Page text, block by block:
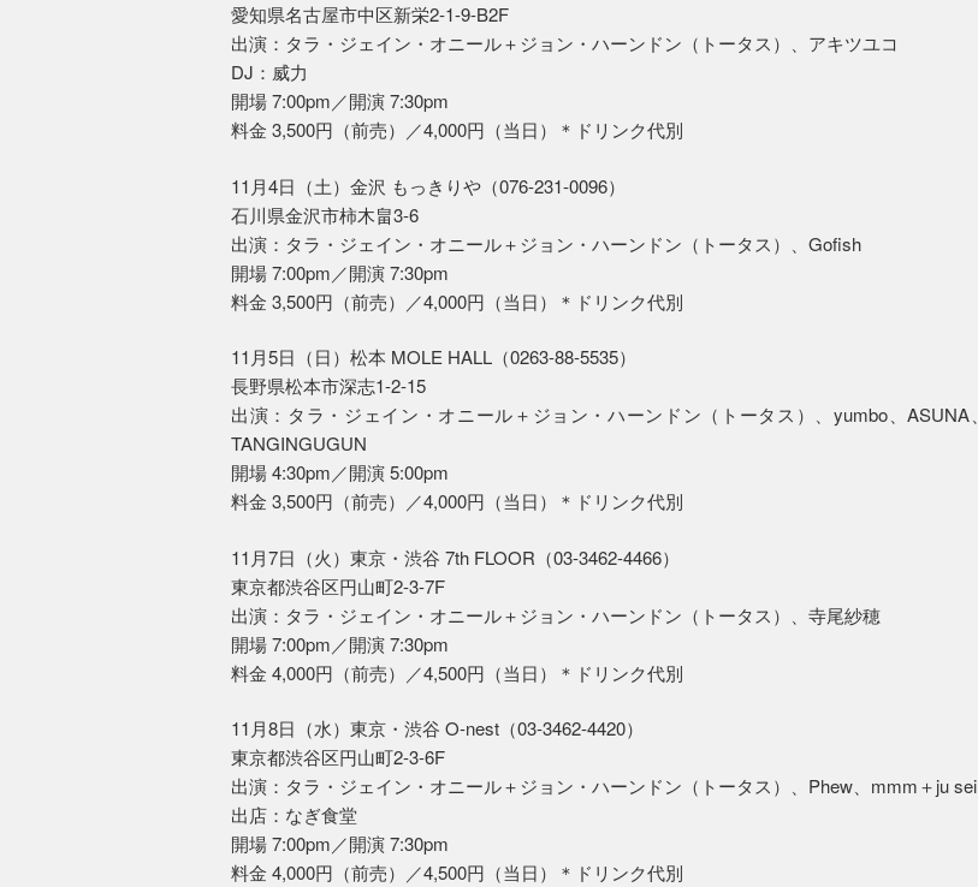
愛知県名古屋市中区新栄2-1-9-B2F
出演：タラ・ジェイン・オニール＋ジョン・ハーンドン（トータス）、アキツユコ
DJ：威力
開場 7:00pm／開演 7:30pm
料金 3,500円（前売）／4,000円（当日）＊ドリンク代別
11月4日（土）金沢 もっきりや（076-231-0096）
石川県金沢市柿木畠3-6
出演：タラ・ジェイン・オニール＋ジョン・ハーンドン（トータス）、Gofish
開場 7:00pm／開演 7:30pm
料金 3,500円（前売）／4,000円（当日）＊ドリンク代別
11月5日（日）松本 MOLE HALL（0263-88-5535）
長野県松本市深志1-2-15
出演：タラ・ジェイン・オニール＋ジョン・ハーンドン（トータス）、yumbo、ASUNA、
TANGINGUGUN
開場 4:30pm／開演 5:00pm
料金 3,500円（前売）／4,000円（当日）＊ドリンク代別
11月7日（火）東京・渋谷 7th FLOOR（03-3462-4466）
東京都渋谷区円山町2-3-7F
出演：タラ・ジェイン・オニール＋ジョン・ハーンドン（トータス）、寺尾紗穂
開場 7:00pm／開演 7:30pm
料金 4,000円（前売）／4,500円（当日）＊ドリンク代別
11月8日（水）東京・渋谷 O-nest（03-3462-4420）
東京都渋谷区円山町2-3-6F
出演：タラ・ジェイン・オニール＋ジョン・ハーンドン（トータス）、Phew、mmm＋ju sei
出店：なぎ食堂
開場 7:00pm／開演 7:30pm
料金 4,000円（前売）／4,500円（当日）＊ドリンク代別